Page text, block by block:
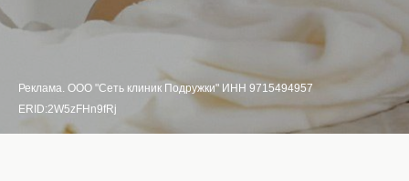
Реклама. ООО "Сеть клиник Подружки" ИНН 9715494957
ERID:2W5zFHn9fRj